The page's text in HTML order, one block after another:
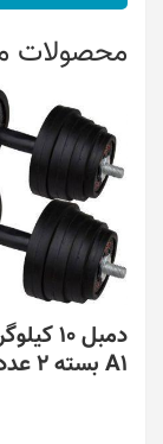
محصولات
دمبل 10
A1 بسته 2 عددی